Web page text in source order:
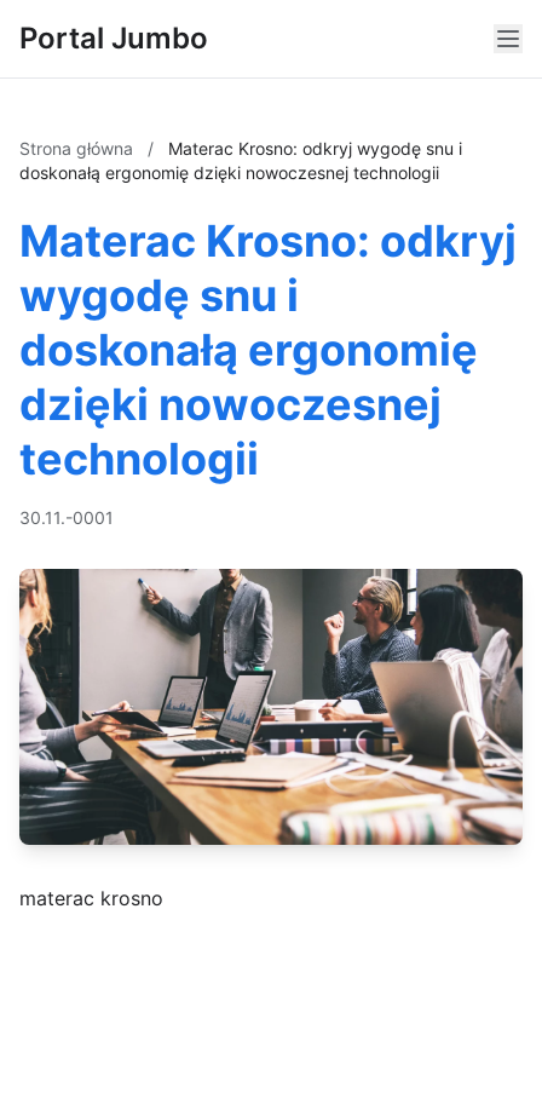
Portal Jumbo
Strona główna /
Materac Krosno: odkryj wygodę snu i
doskonałą ergonomię dzięki nowoczesnej technologii
Materac Krosno: odkryj
wygodę snu i
doskonałą ergonomię
dzięki nowoczesnej
technologii
30.11.-0001
materac krosno